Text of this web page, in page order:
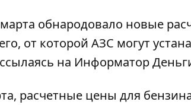
обнародовало новые
от которой АЗС могут
на Информатор
расчетные цены для